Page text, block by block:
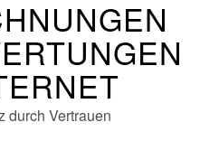
durch Vertrauen